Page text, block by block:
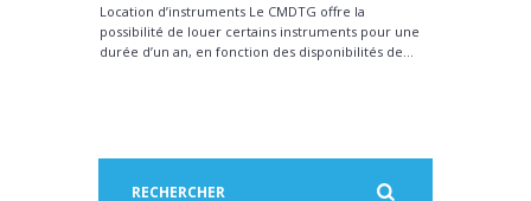
Location d’instruments Le CMDTG offre la
possibilité de louer certains instruments pour une
durée d’un an, en fonction des disponibilités de...